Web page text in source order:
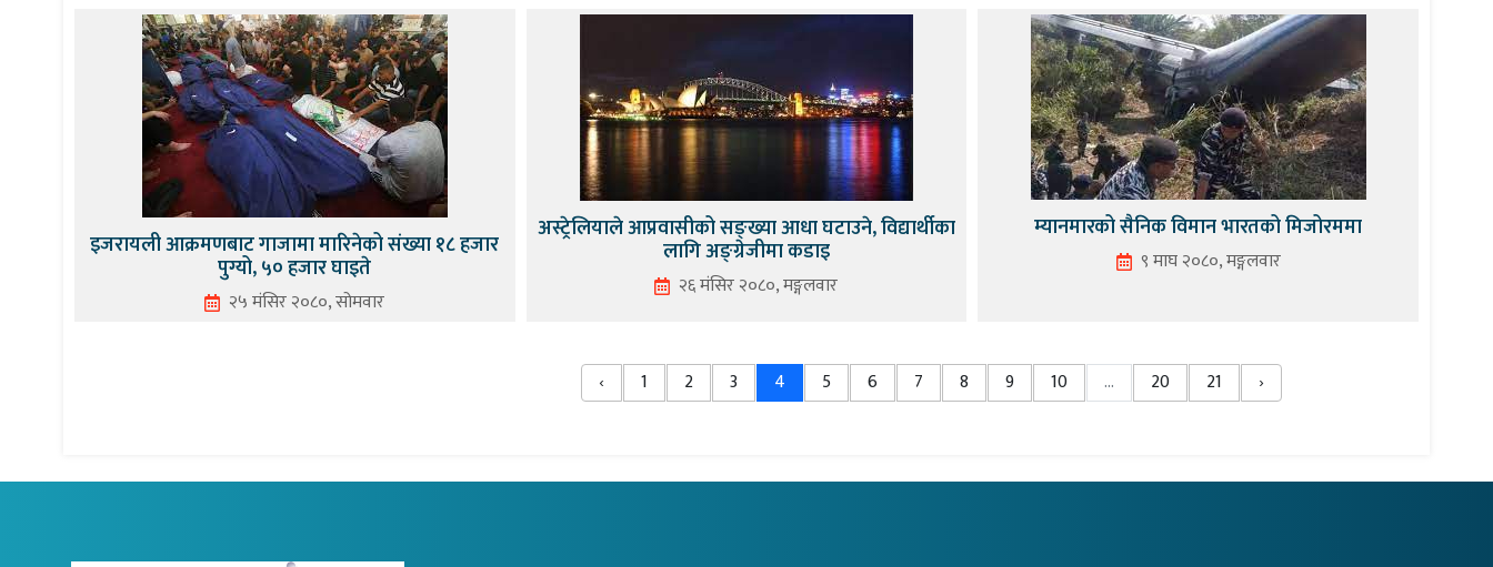
इजरायली आक्रमणबाट गाजामा मारिनेको संख्या १८ हजार
पुग्यो, ५० हजार घाइते
२५ मंसिर २०८०, सोमवार
अस्ट्रेलियाले आप्रवासीको सङ्ख्या आधा घटाउने, विद्यार्थीका
लागि अङ्ग्रेजीमा कडाइ
२६ मंसिर २०८०, मङ्गलवार
म्यानमारको सैनिक विमान भारतको मिजोरममा
९ माघ २०८०, मङ्गलवार
‹ 1 2 3 4 5 6 7 8 9 10 ... 20 21 ›